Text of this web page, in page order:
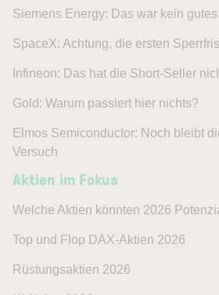
Siemens Energy: Das war kein
SpaceX: Achtung, die ersten
Infineon: Das hat die Short-Seller
Gold: Warum passiert hier nichts?
Elmos Semiconductor: Noch bleibt
Versuch
Aktien im Fokus
Welche Aktien könnten 2026
Top und Flop DAX-Aktien 2026
Rüstungsaktien 2026